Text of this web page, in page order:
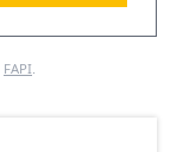
FAPI.